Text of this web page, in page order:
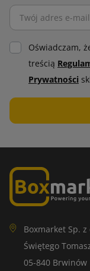
Oświadczam,
treścią
Prywatności
Boxmarket Sp. z
Świętego
05-840 Brwinów